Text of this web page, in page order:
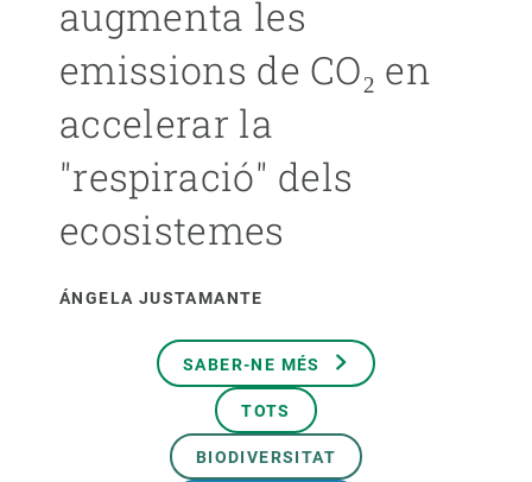
augmenta les
emissions de CO₂ en
accelerar la
"respiració" dels
ecosistemes
ÁNGELA JUSTAMANTE
SABER-NE MÉS
TOTS
BIODIVERSITAT